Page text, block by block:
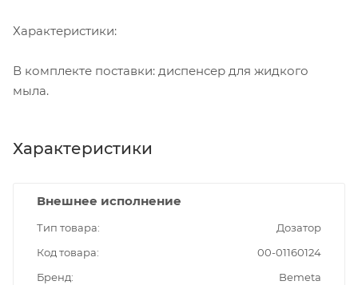
Характеристики:
В комплекте поставки: диспенсер для жидкого
мыла.
Характеристики
Внешнее исполнение
Тип товара
Дозатор
Код товара
00-01160124
Бренд
Bemeta